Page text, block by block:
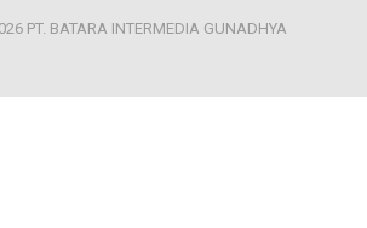
PT. BATARA INTERMEDIA GUNADHYA